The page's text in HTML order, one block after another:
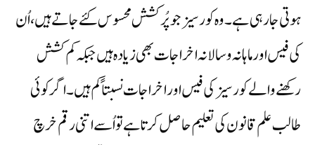
ہوتی جارہی ہے۔ وہ کورسیز جو پُرکشش محسوس کئے جاتے ہیں، اُن
کی فیس اور ماہانہ و سالانہ اخراجات بھی زیادہ ہیں جبکہ کم کشش
رکھنے والے کورسیز کی فیس اور اخراجات نسبتاً کم ہیں۔ اگر کوئی
طالب علم قانون کی تعلیم حاصل کرتا ہے تو اُسے اتنی رقم خرچ